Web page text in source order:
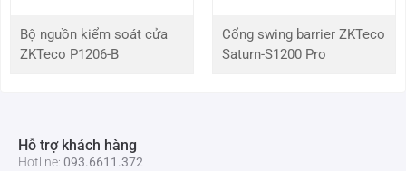
Hoạt động như 1 đầu đọc vân tay qua cổng wiegand kết nối
với các thiết bị khác
chặn tình trạng truy cập trái phép.
Thiết kế bàn phím có đèn nền và thân máy bọc kim loại chắc
Bộ nguồn kiểm soát cửa
ZKTeco P1206-B
Cổng swing barrier ZKTeco
Saturn-S1200 Pro
Hỗ trợ khách hàng
Hotline: 093.6611.372